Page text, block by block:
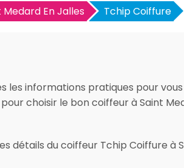
Medard En Jalles Tchip Coiffure
les informations pratiques pour
choisir le bon coiffeur à Saint
détails du coiffeur Tchip Coiffure à